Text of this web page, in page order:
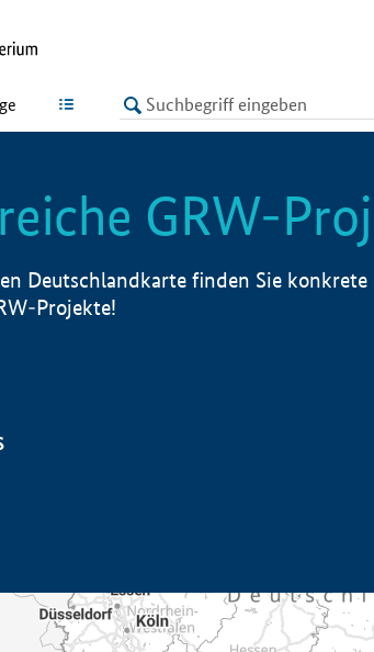
LISTE
GRW-
Deutschlandkarte finden Sie konkrete
Projekte!